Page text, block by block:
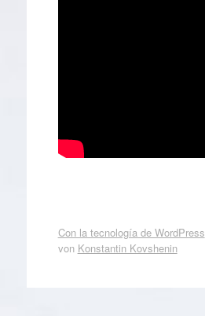
Con la tecnología de WordPress
von Konstantin Kovshenin